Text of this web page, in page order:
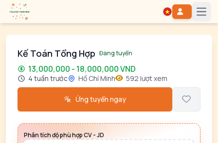
Kế Toán Tổng Hợp Đang tuyển
13,000,000 - 18,000,000 VND
4 tuần trước Hồ Chí Minh 592 lượt xem
Ứng tuyển ngay
Phân tích độ phù hợp CV - JD